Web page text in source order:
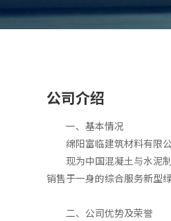
公司介绍
一、基本情况
绵阳富临建筑材料有限
现为中国混凝土与水泥
销售于一身的综合服务新型
二、公司优势及荣誉